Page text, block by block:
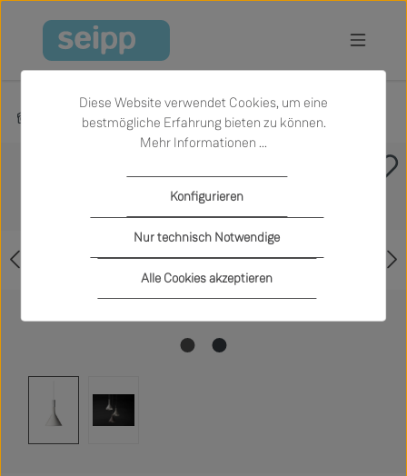
Zum Hauptinhalt springen
Produkte Licht Hängeleuchten
Diese Website verwendet Cookies, um eine
bestmögliche Erfahrung bieten zu können.
Mehr Informationen ...
Nur technisch Notwendige
Konfigurieren
Alle Cookies akzeptieren